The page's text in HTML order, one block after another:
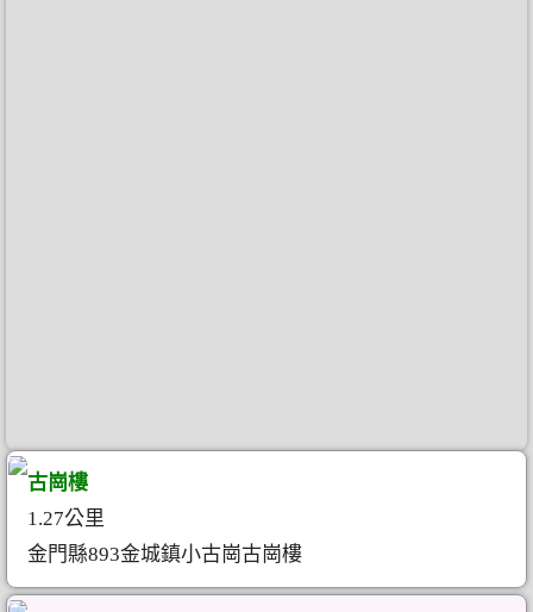
古崗樓
1.27公里
金門縣893金城鎮小古崗古崗樓